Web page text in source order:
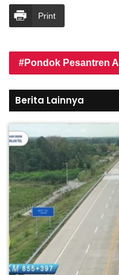
Print
Pondok Pesantren
Berita Lainnya